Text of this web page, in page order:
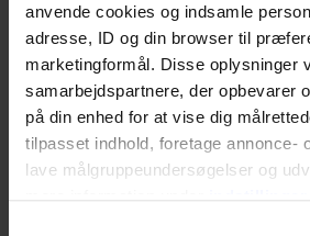
anvende cookies og indsamle
adresse, ID og din browser til
marketingformål. Disse oplysninger
samarbejdspartnere, der opbevarer
på din enhed for at vise dig
tilpasset indhold, foretage annonce-
lave målgruppeundersøgelser og
But the role of the helpers should
as good a working environment as
This is why we have chosen to
integrated solutions that make
private homes, institutions, and care
discreet, our functional assistive
bathrooms, and living rooms are